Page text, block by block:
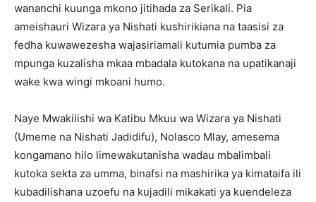
wananchi kuunga mkono jitihada za Serikali. Pia
ameishauri Wizara ya Nishati kushirikiana na taasisi za
fedha kuwawezesha wajasiriamali kutumia pumba za
mpunga kuzalisha mkaa mbadala kutokana na upatikanaji
wake kwa wingi mkoani humo.
Naye Mwakilishi wa Katibu Mkuu wa Wizara ya Nishati
(Umeme na Nishati Jadidifu), Nolasco Mlay, amesema
kongamano hilo limewakutanisha wadau mbalimbali
kutoka sekta za umma, binafsi na mashirika ya kimataifa ili
kubadilishana uzoefu na kujadili mikakati ya kuendeleza